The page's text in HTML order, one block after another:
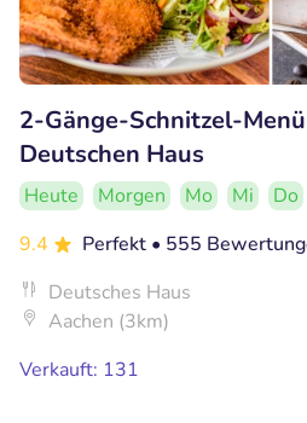
2-Gänge-Schnitzel-
Deutschen Haus
Heute Morgen Mo Mi Do
9.4
Perfekt • 555
Deutsches Haus
Aachen (3km)
Verkauft: 131